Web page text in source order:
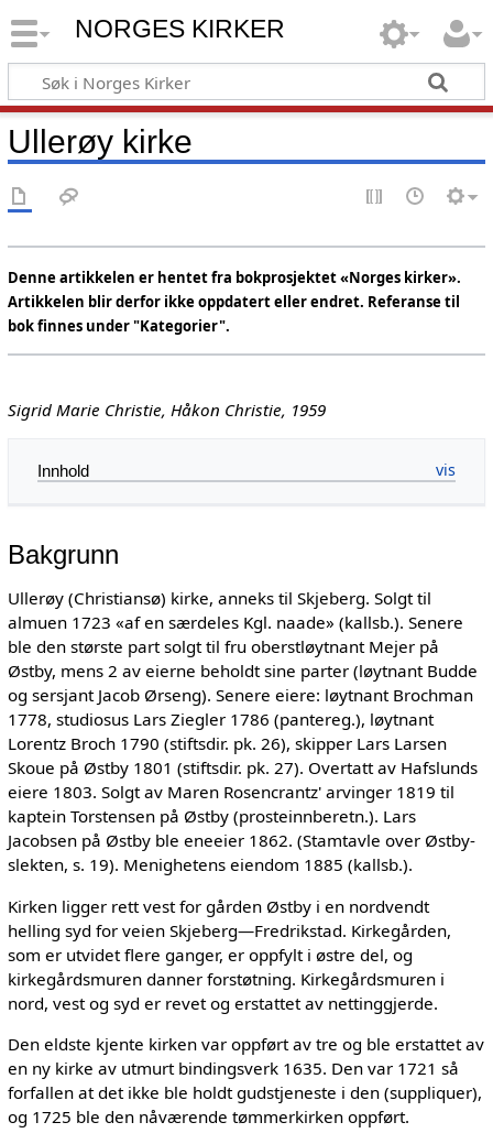
NORGES KIRKER
Ullerøy kirke
Denne artikkelen er hentet fra bokprosjektet «Norges kirker».
Artikkelen blir derfor ikke oppdatert eller endret. Referanse til
bok finnes under "Kategorier".
Sigrid Marie Christie, Håkon Christie, 1959
Innhold
Bakgrunn
Ullerøy (Christiansø) kirke, anneks til Skjeberg. Solgt til
almuen 1723 «af en særdeles Kgl. naade» (kallsb.). Senere
ble den største part solgt til fru oberstløytnant Mejer på
Østby, mens 2 av eierne beholdt sine parter (løytnant Budde
og sersjant Jacob Ørseng). Senere eiere: løytnant Brochman
1778, studiosus Lars Ziegler 1786 (pantereg.), løytnant
Lorentz Broch 1790 (stiftsdir. pk. 26), skipper Lars Larsen
Skoue på Østby 1801 (stiftsdir. pk. 27). Overtatt av Hafslunds
eiere 1803. Solgt av Maren Rosencrantz' arvinger 1819 til
kaptein Torstensen på Østby (prosteinnberetn.). Lars
Jacobsen på Østby ble eneeier 1862. (Stamtavle over Østby-
slekten, s. 19). Menighetens eiendom 1885 (kallsb.).
Kirken ligger rett vest for gården Østby i en nordvendt
helling syd for veien Skjeberg—Fredrikstad. Kirkegården,
som er utvidet flere ganger, er oppfylt i østre del, og
kirkegårdsmuren danner forstøtning. Kirkegårdsmuren i
nord, vest og syd er revet og erstattet av nettinggjerde.
Den eldste kjente kirken var oppført av tre og ble erstattet av
en ny kirke av utmurt bindingsverk 1635. Den var 1721 så
forfallen at det ikke ble holdt gudstjeneste i den (suppliquer),
og 1725 ble den nåværende tømmerkirken oppført.